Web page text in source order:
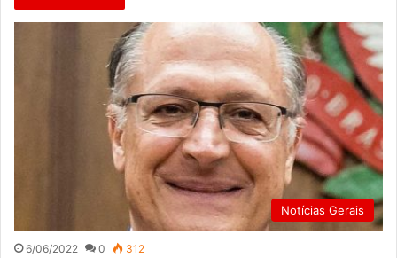
Notícias Gerais
6/06/2022 0 312